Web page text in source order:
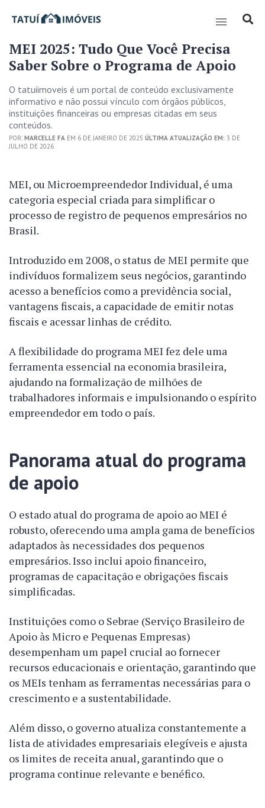
MEI 2025: Tudo Que Você Precisa
Saber Sobre o Programa de Apoio
O tatuiimoveis é um portal de conteúdo exclusivamente
informativo e não possui vínculo com órgãos públicos,
instituições financeiras ou empresas citadas em seus
conteúdos.
POR: MARCELLE FA EM 6 DE JANEIRO DE 2025 ÚLTIMA ATUALIZAÇÃO EM: 3 DE
JULHO DE 2026
MEI, ou Microempreendedor Individual, é uma
categoria especial criada para simplificar o
processo de registro de pequenos empresários no
Brasil.
Introduzido em 2008, o status de MEI permite que
indivíduos formalizem seus negócios, garantindo
acesso a benefícios como a previdência social,
vantagens fiscais, a capacidade de emitir notas
fiscais e acessar linhas de crédito.
A flexibilidade do programa MEI fez dele uma
ferramenta essencial na economia brasileira,
ajudando na formalização de milhões de
trabalhadores informais e impulsionando o espírito
empreendedor em todo o país.
Panorama atual do programa
de apoio
O estado atual do programa de apoio ao MEI é
robusto, oferecendo uma ampla gama de benefícios
adaptados às necessidades dos pequenos
empresários. Isso inclui apoio financeiro,
programas de capacitação e obrigações fiscais
simplificadas.
Instituições como o Sebrae (Serviço Brasileiro de
Apoio às Micro e Pequenas Empresas)
desempenham um papel crucial ao fornecer
recursos educacionais e orientação, garantindo que
os MEIs tenham as ferramentas necessárias para o
crescimento e a sustentabilidade.
Além disso, o governo atualiza constantemente a
lista de atividades empresariais elegíveis e ajusta
os limites de receita anual, garantindo que o
programa continue relevante e benéfico.